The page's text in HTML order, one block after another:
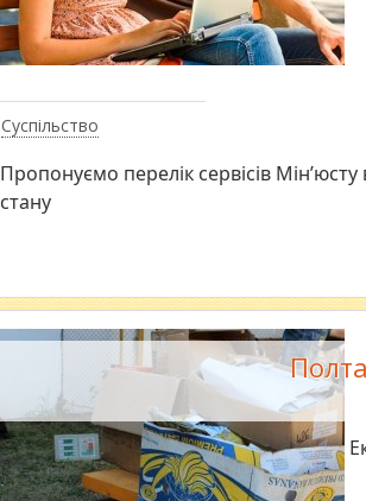
Суспільство
Пропонуємо перелік сервісів Мін’юсту
стану